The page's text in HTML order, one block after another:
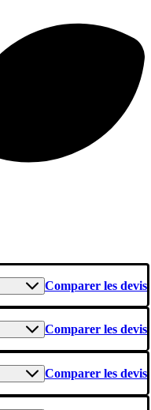
Comparer les devis
Comparer les devis
Comparer les devis